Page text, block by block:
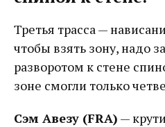
Третья трасса —
чтобы взять зону, надо
разворотом к стене
зоне смогли только
Сэм Авезу (FRA) —